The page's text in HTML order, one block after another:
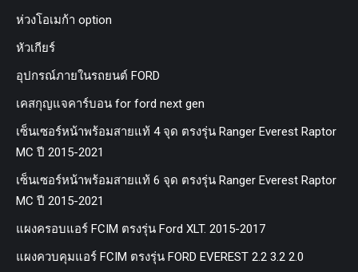
ห่วงโอเมก้า option
หัวเกียร์
อุปกรณ์ภายในรถยนต์ FORD
เคสกุญแจคาร์บอน for ford next gen
เซ็นเซอร์หน้าพร้อมสายแท้ 4 จุด ตรงรุ่น Ranger Everest Raptor
MC ปี 2015-2021
เซ็นเซอร์หน้าพร้อมสายแท้ 6 จุด ตรงรุ่น Ranger Everest Raptor
MC ปี 2015-2021
แผงครอบแอร์ FCIM ตรงรุ่น Ford XLT. 2015-2017
แผงควบคุมแอร์ FCIM ตรงรุ่น FORD EVEREST 2.2 3.2 2.0